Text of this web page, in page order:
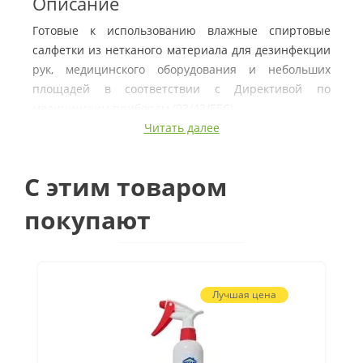
Готовые к использованию влажные спиртовые
салфетки из нетканого материала для дезинфекции
рук, медицинского оборудования и небольших
площадей в соответствии с Директивой по
мл изопропилового спирта.
Фасовка
Микроцидная активность в отношении бактерий
(вкл. Tb) и грибков. Эффективен против
оболочковых вирусов в соответствии с
Читать далее
C этим товаром
покупают
Лучшая цена